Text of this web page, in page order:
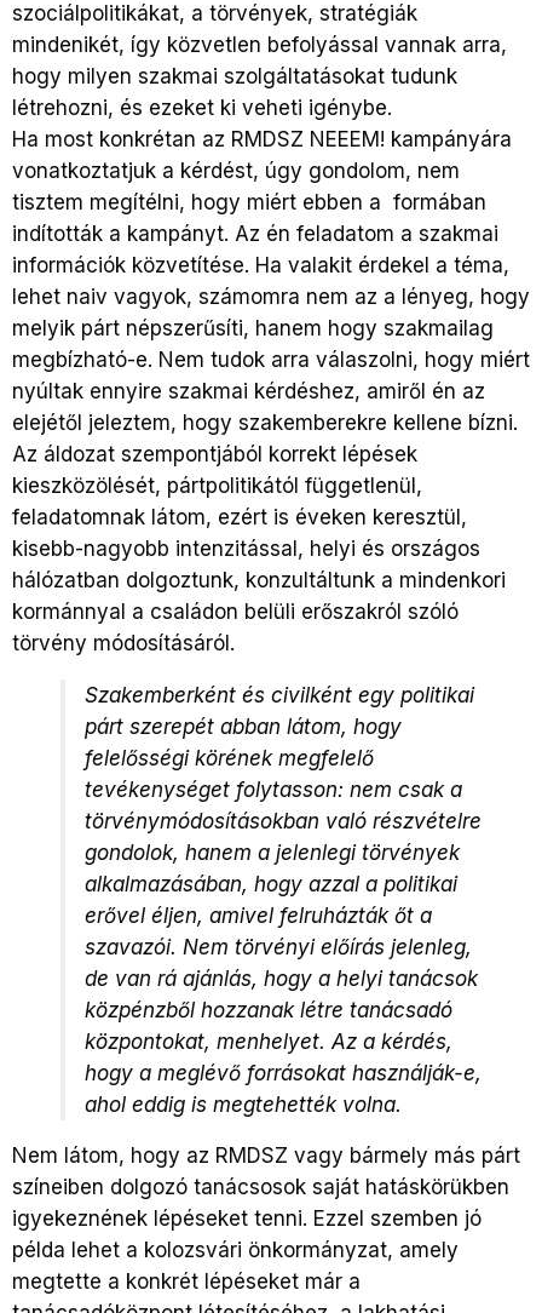
szociálpolitikákat, a törvények, stratégiák
mindenikét, így közvetlen befolyással vannak arra,
hogy milyen szakmai szolgáltatásokat tudunk
létrehozni, és ezeket ki veheti igénybe.
Ha most konkrétan az RMDSZ NEEEM! kampányára
vonatkoztatjuk a kérdést, úgy gondolom, nem
tisztem megítélni, hogy miért ebben a formában
indították a kampányt. Az én feladatom a szakmai
információk közvetítése. Ha valakit érdekel a téma,
lehet naiv vagyok, számomra nem az a lényeg, hogy
melyik párt népszerűsíti, hanem hogy szakmailag
megbízható-e. Nem tudok arra válaszolni, hogy miért
nyúltak ennyire szakmai kérdéshez, amiről én az
elejétől jeleztem, hogy szakemberekre kellene bízni.
Az áldozat szempontjából korrekt lépések
kieszközölését, pártpolitikától függetlenül,
feladatomnak látom, ezért is éveken keresztül,
kisebb-nagyobb intenzitással, helyi és országos
hálózatban dolgoztunk, konzultáltunk a mindenkori
kormánnyal a családon belüli erőszakról szóló
törvény módosításáról.
Szakemberként és civilként egy politikai
párt szerepét abban látom, hogy
felelősségi körének megfelelő
tevékenységet folytasson: nem csak a
törvénymódosításokban való részvételre
gondolok, hanem a jelenlegi törvények
alkalmazásában, hogy azzal a politikai
erővel éljen, amivel felruházták őt a
szavazói. Nem törvényi előírás jelenleg,
de van rá ajánlás, hogy a helyi tanácsok
közpénzből hozzanak létre tanácsadó
központokat, menhelyet. Az a kérdés,
hogy a meglévő forrásokat használják-e,
ahol eddig is megtehették volna.
Nem látom, hogy az RMDSZ vagy bármely más párt
színeiben dolgozó tanácsosok saját hatáskörükben
igyekeznének lépéseket tenni. Ezzel szemben jó
példa lehet a kolozsvári önkormányzat, amely
megtette a konkrét lépéseket már a